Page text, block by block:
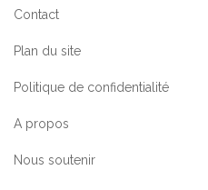
Contact
Plan du site
Politique de confidentialité
A propos
Nous soutenir